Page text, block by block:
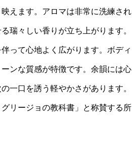
えます。アロマは非常に洗練され
瑞々しい香りが立ち上がります。
って心地よく広がります。ボディ
ンな質感が特徴です。余韻には心
一口を誘う軽やかさがあります。
リージョの教科書」と称賛する所